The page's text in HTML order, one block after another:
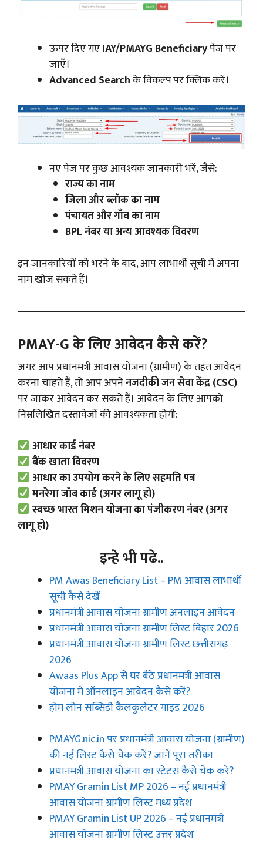
ऊपर दिए गएIAY/PMAYG Beneficiaryपेज पर
जाएँ।
Advanced Searchके विकल्प पर क्लिक करें।
नए पेज पर कुछ आवश्यक जानकारी भरें, जैसे:
राज्य का नाम
जिला और ब्लॉक का नाम
पंचायत और गाँव का नाम
BPL नंबर या अन्य आवश्यक विवरण
इन जानकारियों को भरने के बाद, आप लाभार्थी सूची में अपना
नाम खोज सकते हैं।
PMAY-G के लिए आवेदन कैसे करें?
अगर आप प्रधानमंत्री आवास योजना (ग्रामीण) के तहत आवेदन
करना चाहते हैं, तो आप अपनेनजदीकी जन सेवा केंद्र (CSC)
पर जाकर आवेदन कर सकते हैं। आवेदन के लिए आपको
निम्नलिखित दस्तावेजों की आवश्यकता होगी:
आधार कार्ड नंबर
बैंक खाता विवरण
आधार का उपयोग करने के लिए सहमति पत्र
मनरेगा जॉब कार्ड (अगर लागू हो)
स्वच्छ भारत मिशन योजना का पंजीकरण नंबर (अगर
लागू हो)
इन्हे भी पढे..
PM Awas Beneficiary List – PM आवास लाभार्थी
सूची कैसे देखें
प्रधानमंत्री आवास योजना ग्रामीण अनलाइन आवेदन
प्रधानमंत्री आवास योजना ग्रामीण लिस्ट बिहार 2026
प्रधानमंत्री आवास योजना ग्रामीण लिस्ट छत्तीसगढ़
2026
Awaas Plus App से घर बैठे प्रधानमंत्री आवास
योजना में ऑनलाइन आवेदन कैसे करें?
होम लोन सब्सिडी कैलकुलेटर गाइड 2026
PMAYG.nic.in पर प्रधानमंत्री आवास योजना (ग्रामीण)
की नई लिस्ट कैसे चेक करें? जानें पूरा तरीका
प्रधानमंत्री आवास योजना का स्टेटस कैसे चेक करें?
PMAY Gramin List MP 2026 – नई प्रधानमंत्री
आवास योजना ग्रामीण लिस्ट मध्य प्रदेश
PMAY Gramin List UP 2026 – नई प्रधानमंत्री
आवास योजना ग्रामीण लिस्ट उत्तर प्रदेश